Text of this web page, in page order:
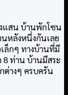
แสน บ้านพักโซน
หลังหนึ่งกันเลย
ล็กๆ ทางบ้านที่มี
8 ท่าน บ้านมีสระ
ต่างๆ ครบครัน